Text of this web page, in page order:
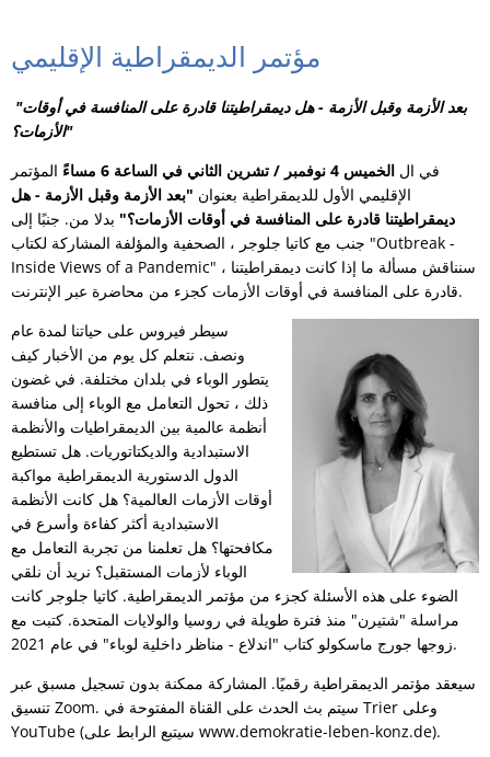
مؤتمر الديمقراطية الإقليمي
"بعد الأزمة وقبل الأزمة - هل ديمقراطيتنا قادرة على المنافسة في أوقات
الأزمات؟"
في ال الخميس 4 نوفمبر / تشرين الثاني في الساعة 6 مساءً
المؤتمر
الإقليمي الأول للديمقراطية بعنوان "بعد الأزمة وقبل الأزمة - هل
ديمقراطيتنا قادرة على المنافسة في أوقات الأزمات؟" بدلا من. جنبًا إلى
جنب مع كاتيا جلوجر ، الصحفية والمؤلفة المشاركة لكتاب "Outbreak -
Inside Views of a Pandemic" ، سنناقش مسألة ما إذا كانت ديمقراطيتنا
قادرة على المنافسة في أوقات الأزمات كجزء من محاضرة عبر الإنترنت.
سيطر فيروس على حياتنا لمدة عام
ونصف. نتعلم كل يوم من الأخبار كيف
يتطور الوباء في بلدان مختلفة. في غضون
ذلك ، تحول التعامل مع الوباء إلى منافسة
أنظمة عالمية بين الديمقراطيات والأنظمة
الاستبدادية والديكتاتوريات. هل تستطيع
الدول الدستورية الديمقراطية مواكبة
أوقات الأزمات العالمية؟ هل كانت الأنظمة
الاستبدادية أكثر كفاءة وأسرع في
مكافحتها؟ هل تعلمنا من تجربة التعامل مع
الوباء لأزمات المستقبل؟ نريد أن نلقي
الضوء على هذه الأسئلة كجزء من مؤتمر الديمقراطية. كاتيا جلوجر كانت
مراسلة "شتيرن" منذ فترة طويلة في روسيا والولايات المتحدة. كتبت مع
زوجها جورج ماسكولو كتاب "اندلاع - مناظر داخلية لوباء" في عام 2021.
سيعقد مؤتمر الديمقراطية رقميًا. المشاركة ممكنة بدون تسجيل مسبق عبر
تنسيق Zoom. سيتم بث الحدث على القناة المفتوحة في Trier وعلى
YouTube (سيتبع الرابط على www.demokratie-leben-konz.de).